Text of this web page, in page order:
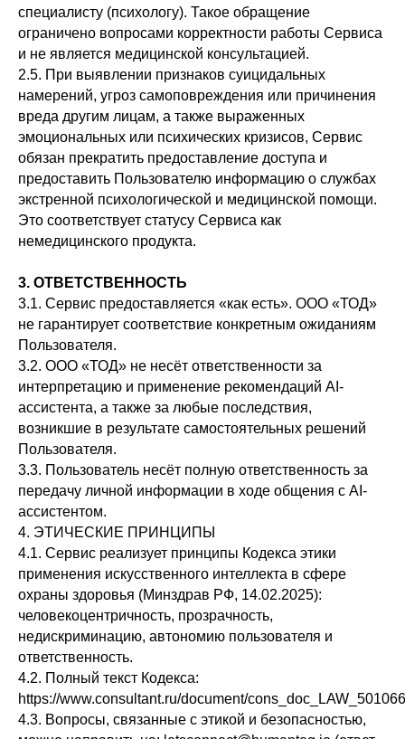
специалисту (психологу). Такое обращение
ограничено вопросами корректности работы Сервиса
и не является медицинской консультацией.
2.5. При выявлении признаков суицидальных
намерений, угроз самоповреждения или причинения
вреда другим лицам, а также выраженных
эмоциональных или психических кризисов, Сервис
обязан прекратить предоставление доступа и
предоставить Пользователю информацию о службах
экстренной психологической и медицинской помощи.
Это соответствует статусу Сервиса как
немедицинского продукта.
3. ОТВЕТСТВЕННОСТЬ
3.1. Сервис предоставляется «как есть». ООО «ТОД»
не гарантирует соответствие конкретным ожиданиям
Пользователя.
3.2. ООО «ТОД» не несёт ответственности за
интерпретацию и применение рекомендаций AI-
ассистента, а также за любые последствия,
возникшие в результате самостоятельных решений
Пользователя.
3.3. Пользователь несёт полную ответственность за
передачу личной информации в ходе общения с AI-
ассистентом.
4. ЭТИЧЕСКИЕ ПРИНЦИПЫ
4.1. Сервис реализует принципы Кодекса этики
применения искусственного интеллекта в сфере
охраны здоровья (Минздрав РФ, 14.02.2025):
человекоцентричность, прозрачность,
недискриминацию, автономию пользователя и
ответственность.
4.2. Полный текст Кодекса:
https://www.consultant.ru/document/cons_doc_LAW_501066
4.3. Вопросы, связанные с этикой и безопасностью,